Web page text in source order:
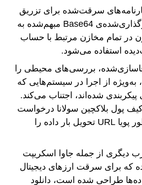
سرقت‌شده برای تزریق
پیلودهای رمزگذاری‌شده‌ی Base64 مبهم‌شده به
در تمام مخازن مرتبط با حساب
استفاده می‌شود.
جاسازی‌شده، بررسی‌های محیطی را
به‌ویژه از اجرا در سیستم‌هایی که
شده‌اند، اجتناب می‌کند.
پول بلاکچین سولانا درخواست
می‌کند تا به‌طور پویا URL تحویل بار داده را
دیگری از جمله جاوا اسکریپت
که برای سرقت ارزهای دیجیتال
طراحی شده است، دانلود